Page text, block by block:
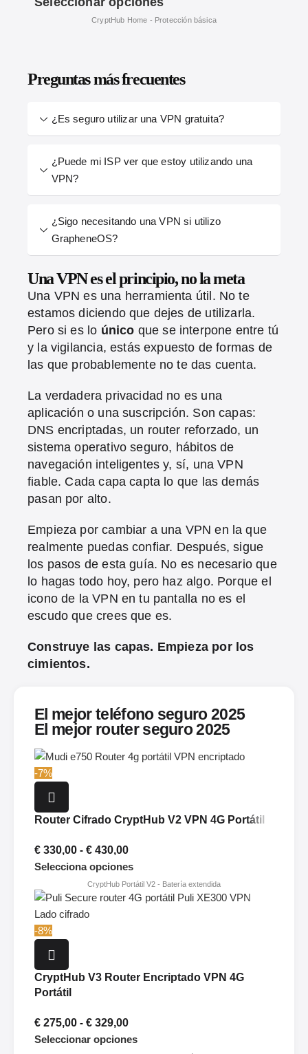
El mejor teléfono seguro 2025
El mejor router seguro 2025
-7%
Router Cifrado CryptHub V2 VPN 4G Portátil
€ 330,00 - € 430,00
Selecciona opciones
-8%
CryptHub V3 Router Encriptado VPN 4G
Portátil
€ 275,00 - € 329,00
Seleccionar opciones
Preguntas más frecuentes
¿Es seguro utilizar una VPN gratuita?
¿Puede mi ISP ver que estoy utilizando una
VPN?
¿Sigo necesitando una VPN si utilizo
GrapheneOS?
Una VPN es el principio, no la meta
Una VPN es una herramienta útil. No te
estamos diciendo que dejes de utilizarla.
Pero si es lo único que se interpone entre tú
y la vigilancia, estás expuesto de formas de
las que probablemente no te das cuenta.
La verdadera privacidad no es una
aplicación o una suscripción. Son capas:
DNS encriptadas, un router reforzado, un
sistema operativo seguro, hábitos de
navegación inteligentes y, sí, una VPN
fiable. Cada capa capta lo que las demás
pasan por alto.
Empieza por cambiar a una VPN en la que
realmente puedas confiar. Después, sigue
los pasos de esta guía. No es necesario que
lo hagas todo hoy, pero haz algo. Porque el
icono de la VPN en tu pantalla no es el
escudo que crees que es.
Construye las capas. Empieza por los
cimientos.